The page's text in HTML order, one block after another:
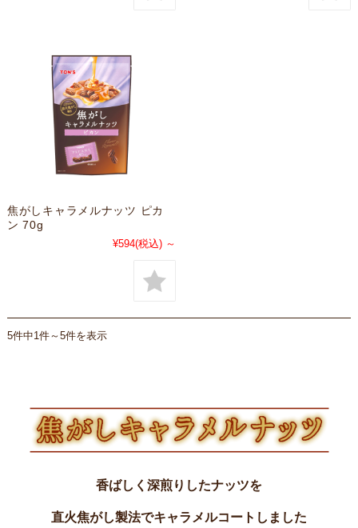
焦がしキャラメルナッツ ピカ
ン 70g
¥594(税込) ～
5件中1件～5件を表示
香ばしく深煎りしたナッツを
直火焦がし製法でキャラメルコートしました